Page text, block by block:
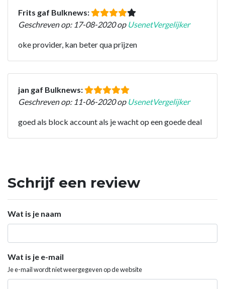
Frits gaf Bulknews:
Geschreven op: 17-08-2020 op UsenetVergelijker
oke provider, kan beter qua prijzen
jan gaf Bulknews:
Geschreven op: 11-06-2020 op UsenetVergelijker
goed als block account als je wacht op een goede deal
Schrijf een review
Wat is je naam
Wat is je e-mail
Je e-mail wordt niet weergegeven op de website